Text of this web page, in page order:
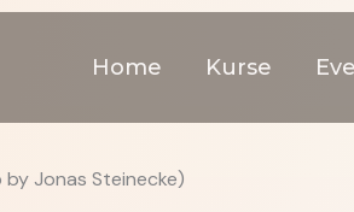
Home Kurse
Jonas Steinecke)